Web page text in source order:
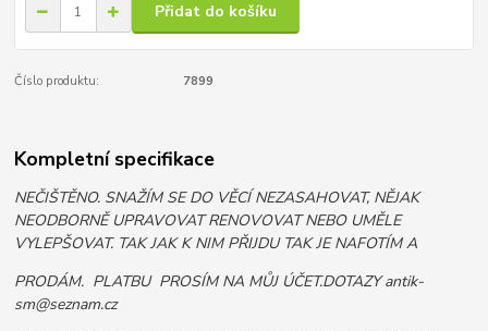
Přidat do košíku
Číslo produktu: 7899
Kompletní specifikace
NEČIŠTĚNO. SNAŽÍM SE DO VĚCÍ NEZASAHOVAT, NĚJAK
NEODBORNĚ UPRAVOVAT RENOVOVAT NEBO UMĚLE
VYLEPŠOVAT. TAK JAK K NIM PŘIJDU TAK JE NAFOTÍM A
PRODÁM. PLATBU PROSÍM NA MŮJ ÚČET.DOTAZY antik-
sm@seznam.cz